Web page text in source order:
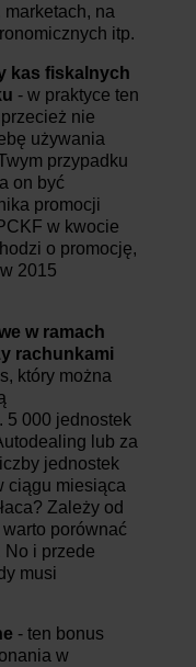
marketach, na
itp.
kas fiskalnych
- w praktyce ten
nie
używania
przypadku
on być
promocji
w kwocie
o promocję,
2015
w ramach
rachunkami
który można
5 000 jednostek
lub za
jednostek
ciągu miesiąca
Zależy od
porównać
No i przede
musi
- ten bonus
w